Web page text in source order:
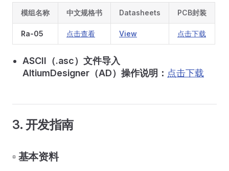
模组名称 中文规格书 Datasheets PCB封装
Ra-05 点击查看 View 点击下载
ASCII（.asc）文件导入
AltiumDesigner（AD）操作说明： 点击下载
3. 开发指南
▫️ 基本资料